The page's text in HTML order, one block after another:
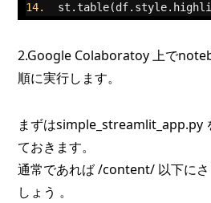
st .table(df. style.
2.Google Colaboratoy 上で
順に実行します。
まずはsimple_streamlit_app.py
ておきます。
通常であれば /content/ 以下に
しょう 。